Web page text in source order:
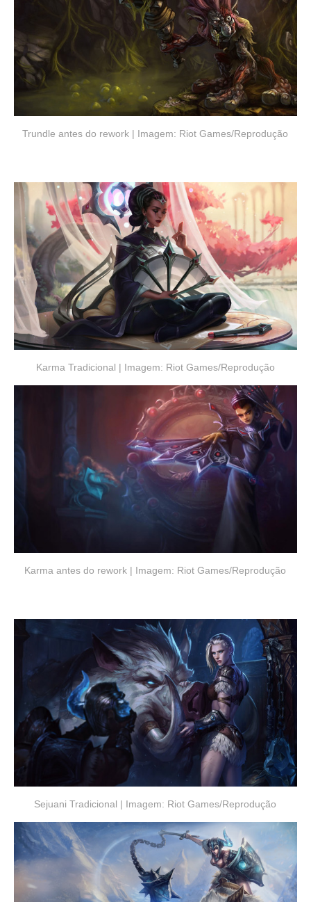
Trundle antes do rework | Imagem: Riot Games/Reprodução
Karma Tradicional | Imagem: Riot Games/Reprodução
Karma antes do rework | Imagem: Riot Games/Reprodução
Sejuani Tradicional | Imagem: Riot Games/Reprodução